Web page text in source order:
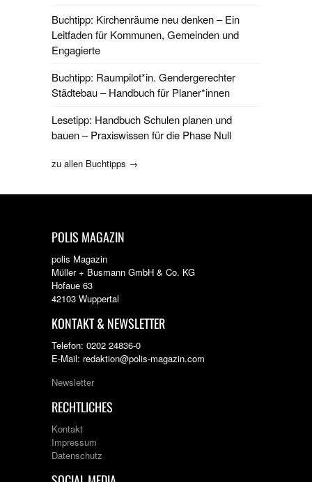
Buchtipp: Kirchenräume neu denken – Ein
Leitfaden für Kommunen, Gemeinden und
Engagierte
Buchtipp: Raumpilot*in. Gendergerechter
Städtebau – Handbuch für Planer*innen
Lesetipp: Handbuch Schulen planen und
bauen – Praxiswissen für die Phase Null
zu allen Buchtipps →
POLIS MAGAZIN
polis Magazin
Müller + Busmann GmbH & Co. KG
Hofaue 63
42103 Wuppertal
KONTAKT & NEWSLETTER
Telefon: 0202 24836-0
E-Mail: redaktion@polis-magazin.com
Newsletter
RECHTLICHES
Kontakt
Impressum
Datenschutz